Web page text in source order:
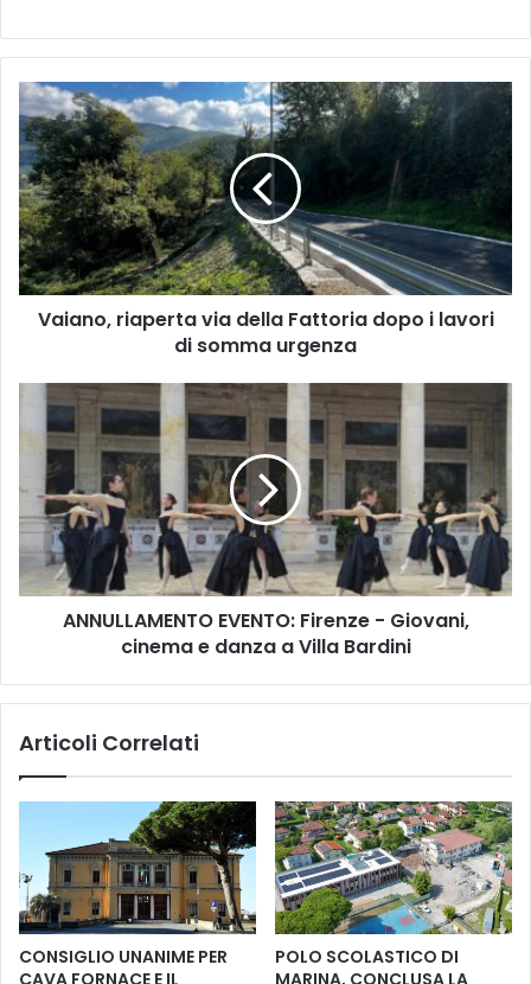
V
a
i
a
n
o
,
r
i
i
a
a
t
o
p
o
i
Vaiano, riaperta via della Fattoria dopo i lavori
di somma urgenza
L
L
A
M
E
E
F
i
r
n
ANNULLAMENTO EVENTO: Firenze - Giovani,
cinema e danza a Villa Bardini
Articoli Correlati
CONSIGLIO UNANIME PER
POLO SCOLASTICO DI